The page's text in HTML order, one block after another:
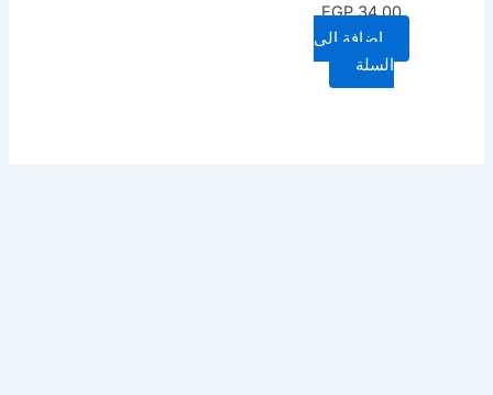
EGP34.00
إضافة إلى
السلة